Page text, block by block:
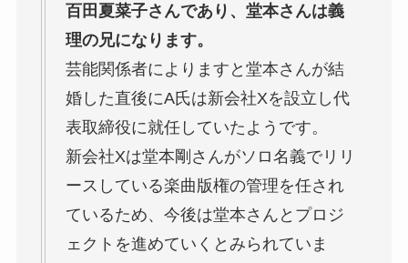
百田夏菜子さんであり、堂本さんは義
理の兄になります。
芸能関係者によりますと堂本さんが結
婚した直後にA氏は新会社Xを設立し代
表取締役に就任していたようです。
新会社Xは堂本剛さんがソロ名義でリリ
ースしている楽曲版権の管理を任され
ているため、今後は堂本さんとプロジ
ェクトを進めていくとみられていま